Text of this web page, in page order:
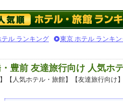
テル ランキング 東京 ホテル ランキ
豊前 友達旅行向け 人気ホ
【人気ホテル・旅館】【友達旅行向け】